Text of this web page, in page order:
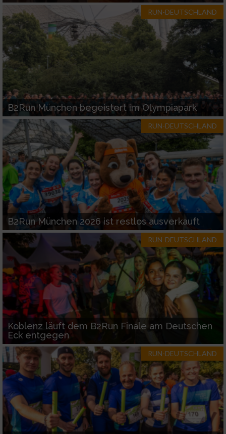
RUN-DEUTSCHLAND
B2Run München begeistert im Olympiapark
RUN-DEUTSCHLAND
B2Run München 2026 ist restlos ausverkauft
RUN-DEUTSCHLAND
Koblenz läuft dem B2Run Finale am Deutschen
Eck entgegen
RUN-DEUTSCHLAND